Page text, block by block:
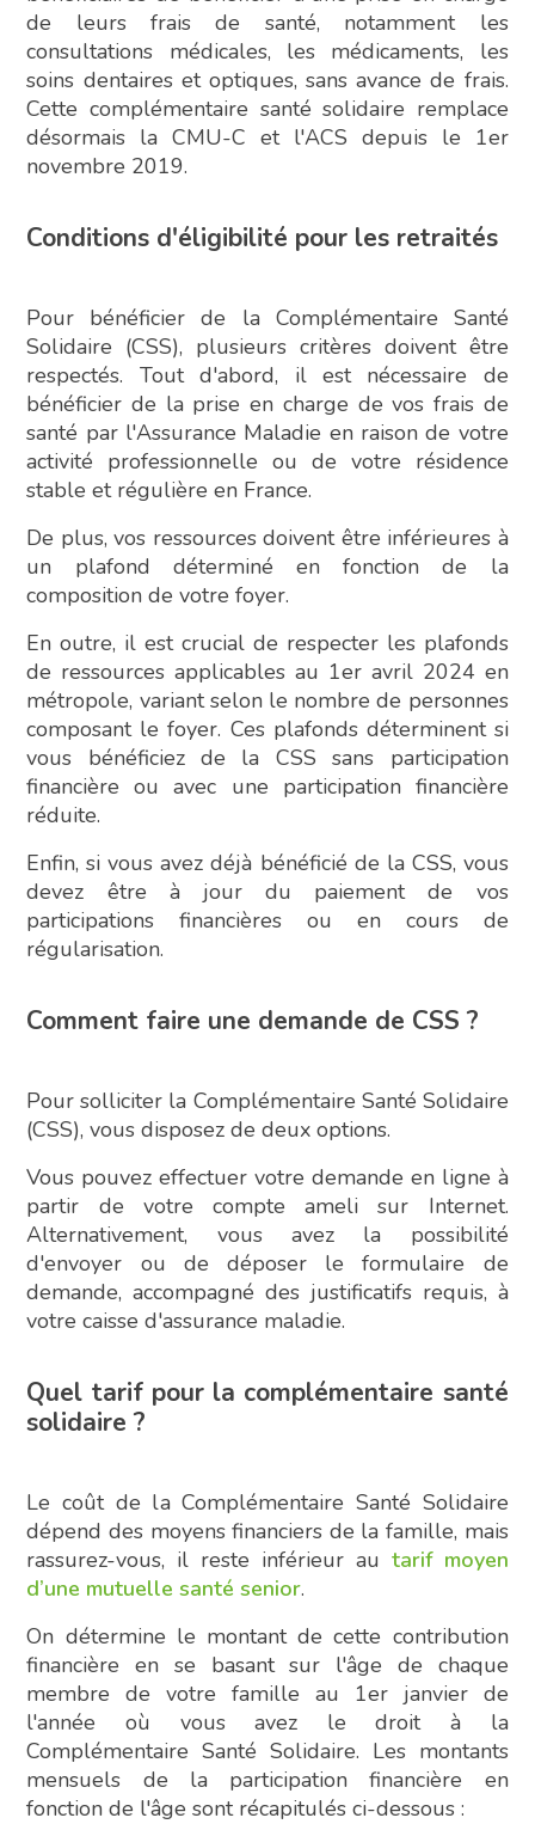
de leurs frais de santé, notamment les
consultations médicales, les médicaments, les
soins dentaires et optiques, sans avance de frais.
Cette complémentaire santé solidaire remplace
désormais la CMU-C et l'ACS depuis le 1er
novembre 2019.
Conditions d'éligibilité pour les retraités
Pour bénéficier de la Complémentaire Santé
Solidaire (CSS), plusieurs critères doivent être
respectés. Tout d'abord, il est nécessaire de
bénéficier de la prise en charge de vos frais de
santé par l'Assurance Maladie en raison de votre
activité professionnelle ou de votre résidence
stable et régulière en France.
De plus, vos ressources doivent être inférieures à
un plafond déterminé en fonction de la
composition de votre foyer.
En outre, il est crucial de respecter les plafonds
de ressources applicables au 1er avril 2024 en
métropole, variant selon le nombre de personnes
composant le foyer. Ces plafonds déterminent si
vous bénéficiez de la CSS sans participation
financière ou avec une participation financière
réduite.
Enfin, si vous avez déjà bénéficié de la CSS, vous
devez être à jour du paiement de vos
participations financières ou en cours de
régularisation.
Comment faire une demande de CSS ?
Pour solliciter la Complémentaire Santé Solidaire
(CSS), vous disposez de deux options.
Vous pouvez effectuer votre demande en ligne à
partir de votre compte ameli sur Internet.
Alternativement, vous avez la possibilité
d'envoyer ou de déposer le formulaire de
demande, accompagné des justificatifs requis, à
votre caisse d'assurance maladie.
Quel tarif pour la complémentaire santé
solidaire ?
Le coût de la Complémentaire Santé Solidaire
dépend des moyens financiers de la famille, mais
rassurez-vous, il reste inférieur au tarif moyen
d’une mutuelle santé senior.
On détermine le montant de cette contribution
financière en se basant sur l'âge de chaque
membre de votre famille au 1er janvier de
l'année où vous avez le droit à la
Complémentaire Santé Solidaire. Les montants
mensuels de la participation financière en
fonction de l'âge sont récapitulés ci-dessous :